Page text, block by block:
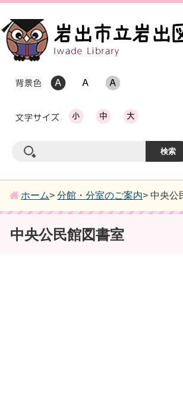
ホーム>分館・分室のご案内> 中央公
中央公民館図書室